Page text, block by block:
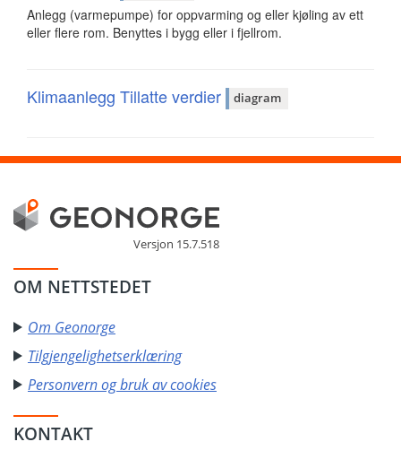
Anlegg (varmepumpe) for oppvarming og eller kjøling av ett
eller flere rom. Benyttes i bygg eller i fjellrom.
Klimaanlegg Tillatte verdier diagram